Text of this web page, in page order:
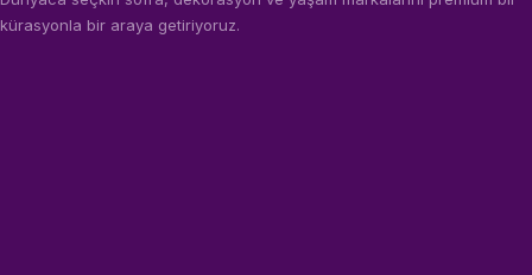
kürasyonla bir araya getiriyoruz.